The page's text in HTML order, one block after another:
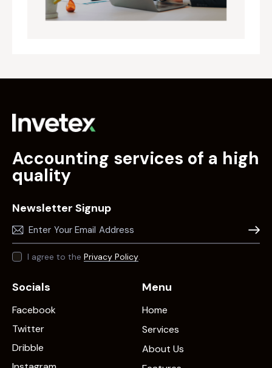
Accounting services of a high
quality
Newsletter Signup
I agree to the Privacy Policy.
Socials
Facebook
Twitter
Dribble
Menu
Home
Services
About Us